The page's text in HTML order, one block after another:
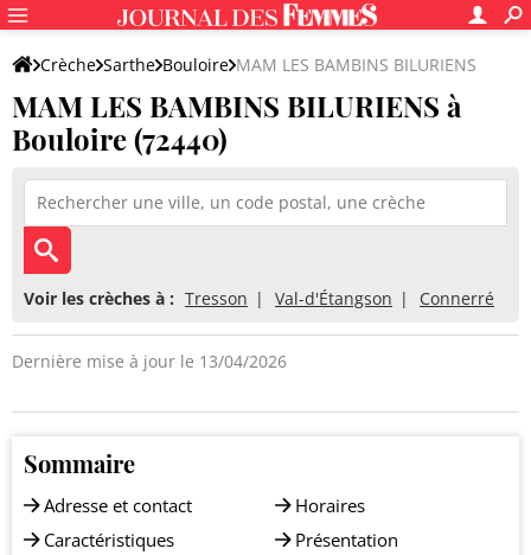
Crèche Sarthe Bouloire MAM LES BAMBINS BILURIENS
MAM LES BAMBINS BILURIENS à
Bouloire (72440)
Voir les crèches à : Tresson Val-d'Étangson Connerré
Dernière mise à jour le 13/04/2026
Sommaire
Adresse et contact
Caractéristiques
Horaires
Présentation